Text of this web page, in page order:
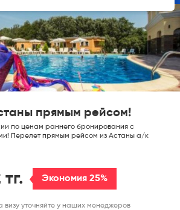
прямым рейсом!
по ценам раннего бронирования с
Перелет прямым рейсом из Астаны а/к
Экономия 25%
визу уточняйте у наших менеджеров